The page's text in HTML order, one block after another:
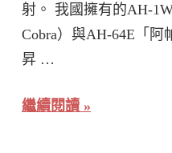
射。 我國擁有的AH-
Cobra）與AH-64E「阿
昇 …
繼續閱讀